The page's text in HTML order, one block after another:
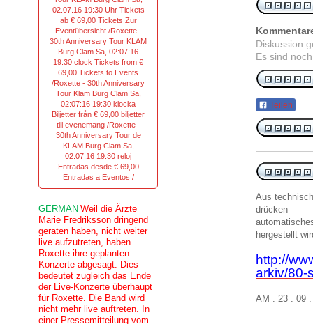
Diskussion
Es sind
Teilen
Aus
drücken
hergestellt
http://
arkiv/80-
AM . 23 . 09
02.07.16 19:30 Uhr Tickets
ab € 69,00 Tickets Zur
Eventübersicht /Roxette -
30th Anniversary Tour KLAM
Burg Clam Sa, 02:07:16
19:30 clock Tickets from €
69,00 Tickets to Events
/Roxette - 30th Anniversary
Tour Klam Burg Clam Sa,
02:07:16 19:30 klocka
Biljetter från € 69,00 biljetter
till evenemang /Roxette -
30th Anniversary Tour de
KLAM Burg Clam Sa,
02:07:16 19:30 reloj
Entradas desde € 69,00
Entradas a Eventos /
GERMAN Weil die Ärzte
Marie Fredriksson dringend
geraten haben, nicht weiter
live aufzutreten, haben
Roxette ihre geplanten
Konzerte abgesagt. Dies
bedeutet zugleich das Ende
der Live-Konzerte überhaupt
für Roxette. Die Band wird
nicht mehr live auftreten. In
einer Pressemitteilung vom